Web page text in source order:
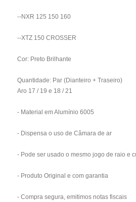
--NXR 125 150 160
--XTZ 150 CROSSER
Cor: Preto Brilhante
Quantidade: Par (Dianteiro + Traseiro)
Aro 17 / 19 e 18 / 21
- Material em Alumínio 6005
- Dispensa o uso de Câmara de ar
- Pode ser usado o mesmo jogo de raio e
- Produto Original e com garantia
- Compra segura, emitimos notas fiscais